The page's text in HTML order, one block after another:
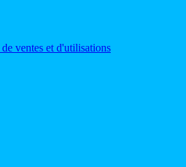
ventes et d'utilisations